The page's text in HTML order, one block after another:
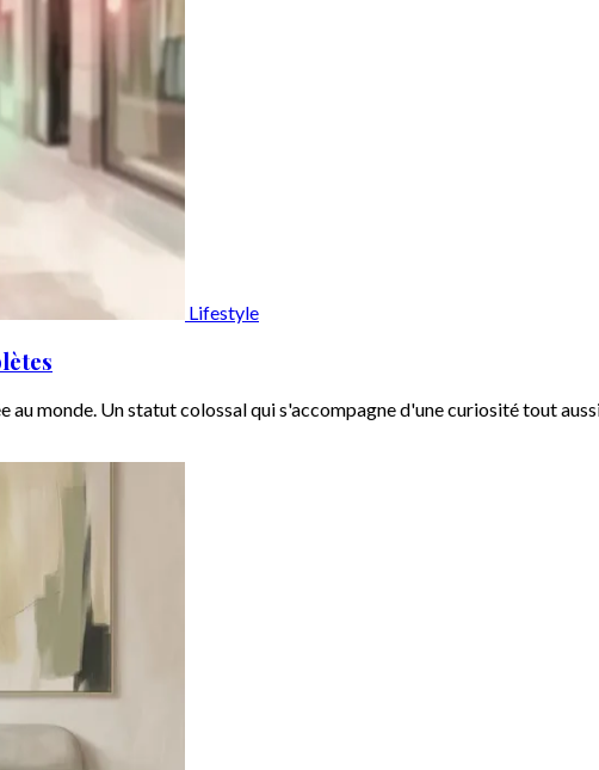
Lifestyle
monde. Un statut colossal qui s'accompagne d'une curiosité tout